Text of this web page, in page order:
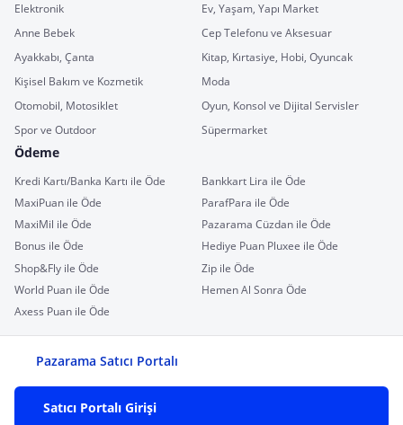
Elektronik
Ev, Yaşam, Yapı Market
Anne Bebek
Cep Telefonu ve Aksesuar
Ayakkabı, Çanta
Kitap, Kırtasiye, Hobi, Oyuncak
Kişisel Bakım ve Kozmetik
Moda
Otomobil, Motosiklet
Oyun, Konsol ve Dijital Servisler
Spor ve Outdoor
Süpermarket
Ödeme
Kredi Kartı/Banka Kartı ile Öde
Bankkart Lira ile Öde
MaxiPuan ile Öde
ParafPara ile Öde
MaxiMil ile Öde
Pazarama Cüzdan ile Öde
Bonus ile Öde
Hediye Puan Pluxee ile Öde
Shop&Fly ile Öde
Zip ile Öde
World Puan ile Öde
Hemen Al Sonra Öde
Axess Puan ile Öde
Pazarama Satıcı Portalı
Satıcı Portalı Girişi